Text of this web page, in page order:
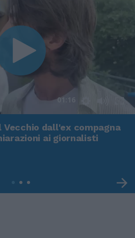
01:16
Vecchio dall'ex compagna
ai giornalisti